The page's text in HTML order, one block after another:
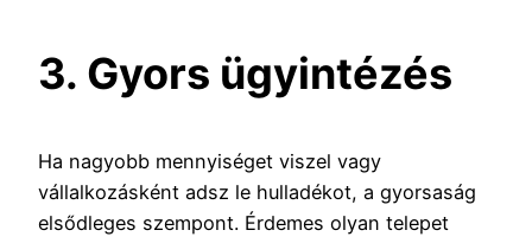
3. Gyors ügyintézés
Ha nagyobb mennyiséget viszel vagy
vállalkozásként adsz le hulladékot, a gyorsaság
elsődleges szempont. Érdemes olyan telepet